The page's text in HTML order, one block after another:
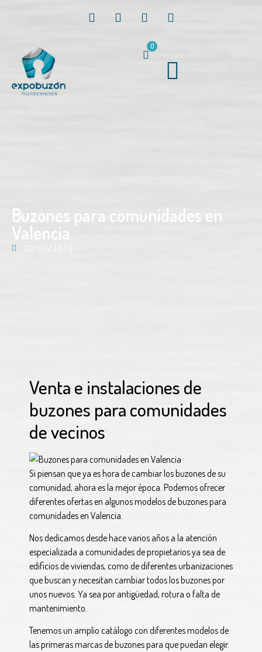
0
Buzones para comunidades en
Valencia
30/05/2019
Venta e instalaciones de
buzones para comunidades
de vecinos
Si piensan que ya es hora de cambiar los buzones de su
comunidad, ahora es la mejor época. Podemos ofrecer
diferentes ofertas en algunos modelos de buzones para
comunidades en Valencia.
Nos dedicamos desde hace varios años a la atención
especializada a comunidades de propietarios ya sea de
edificios de viviendas, como de diferentes urbanizaciones
que buscan y necesitan cambiar todos los buzones por
unos nuevos. Ya sea por antigüedad, rotura o falta de
mantenimiento.
Tenemos un amplio catálogo con diferentes modelos de
las primeras marcas de buzones para que puedan elegir.